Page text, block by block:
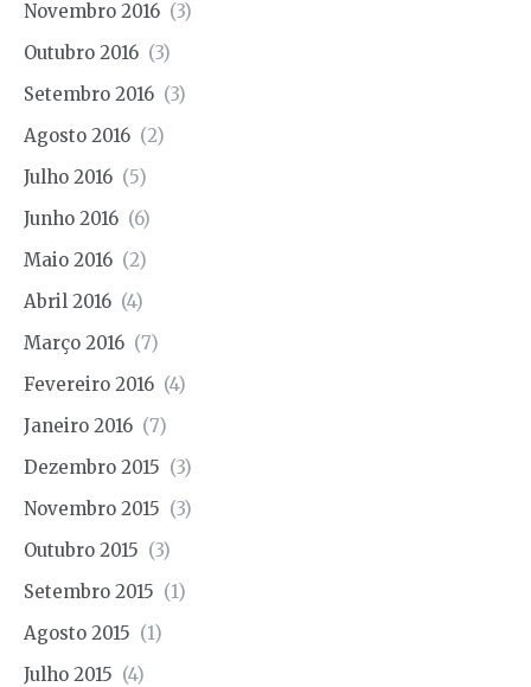
Novembro 2016 (3)
Outubro 2016 (3)
Setembro 2016 (3)
Agosto 2016 (2)
Julho 2016 (5)
Junho 2016 (6)
Maio 2016 (2)
Abril 2016 (4)
Março 2016 (7)
Fevereiro 2016 (4)
Janeiro 2016 (7)
Dezembro 2015 (3)
Novembro 2015 (3)
Outubro 2015 (3)
Setembro 2015 (1)
Agosto 2015 (1)
Julho 2015 (4)